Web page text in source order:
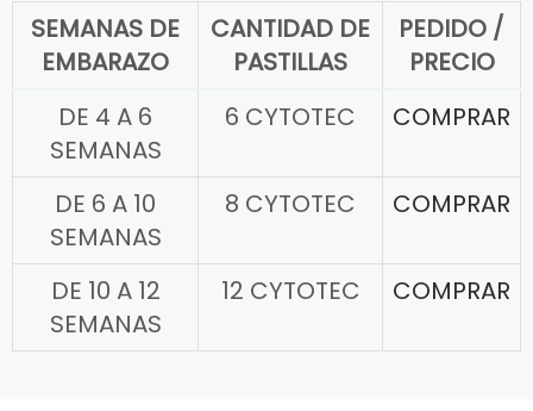
SEMANAS DE
EMBARAZO
CANTIDAD DE
PASTILLAS
PEDIDO /
PRECIO
DE 4 A 6
SEMANAS
6 CYTOTEC COMPRAR
DE 6 A 10
SEMANAS
8 CYTOTEC COMPRAR
DE 10 A 12
SEMANAS
12 CYTOTEC COMPRAR